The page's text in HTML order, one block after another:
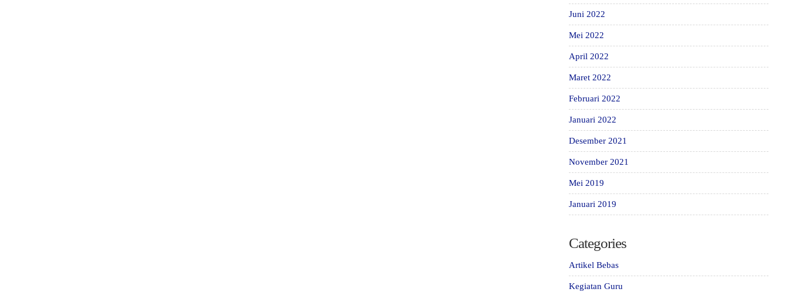
Juni 2022
Mei 2022
April 2022
Maret 2022
Februari 2022
Januari 2022
Desember 2021
November 2021
Mei 2019
Januari 2019
Categories
Artikel Bebas
Kegiatan Guru